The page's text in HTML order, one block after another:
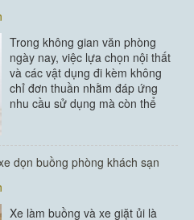
Trong không gian văn phòng
ngày nay, việc lựa chọn nội thất
và các vật dụng đi kèm không
chỉ đơn thuần nhằm đáp ứng
nhu cầu sử dụng mà còn thể
dọn buồng phòng khách sạn
Xe làm buồng và xe giặt ủi là